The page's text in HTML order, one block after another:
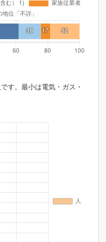
す。最小は電気・ガス・